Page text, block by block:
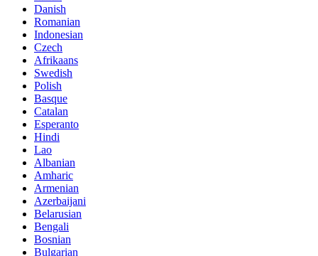
Danish
Romanian
Indonesian
Czech
Afrikaans
Swedish
Polish
Basque
Catalan
Esperanto
Hindi
Lao
Albanian
Amharic
Armenian
Azerbaijani
Belarusian
Bengali
Bosnian
Bulgarian